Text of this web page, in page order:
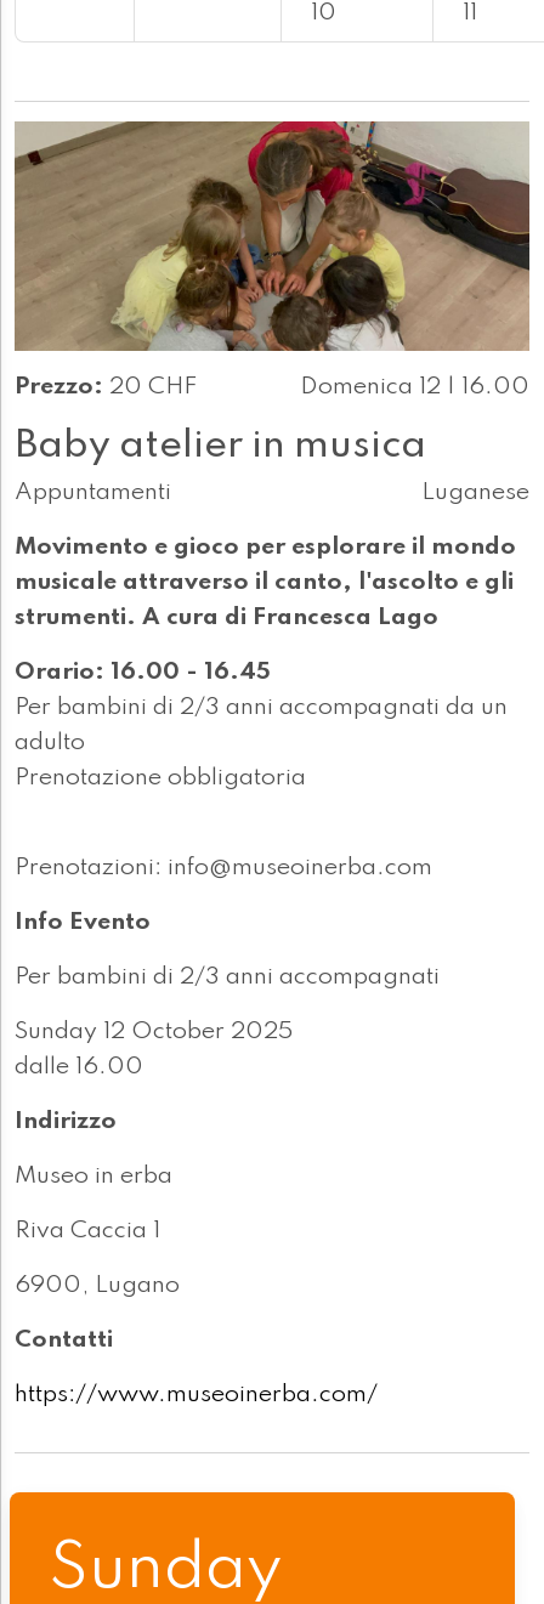
10
11
Prezzo: 20 CHF Domenica 12 | 16.00
Baby atelier in musica
Appuntamenti Luganese
Movimento e gioco per esplorare il mondo
musicale attraverso il canto, l'ascolto e gli
strumenti. A cura di Francesca Lago
Orario: 16.00 - 16.45
Per bambini di 2/3 anni accompagnati da un
adulto
Prenotazione obbligatoria
Prenotazioni: info@museoinerba.com
Info Evento
Per bambini di 2/3 anni accompagnati
Sunday 12 October 2025
dalle 16.00
Indirizzo
Museo in erba
Riva Caccia 1
6900, Lugano
Contatti
https://www.museoinerba.com/
Sunday